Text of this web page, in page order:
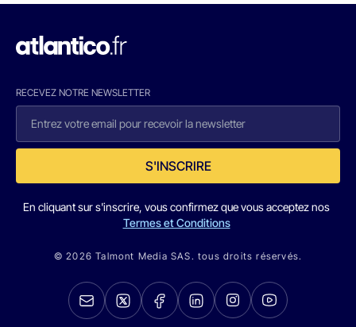
RECEVEZ NOTRE NEWSLETTER
S'INSCRIRE
En cliquant sur s'inscrire, vous confirmez que vous acceptez nos
Termes et Conditions
© 2026 Talmont Media SAS. tous droits réservés.